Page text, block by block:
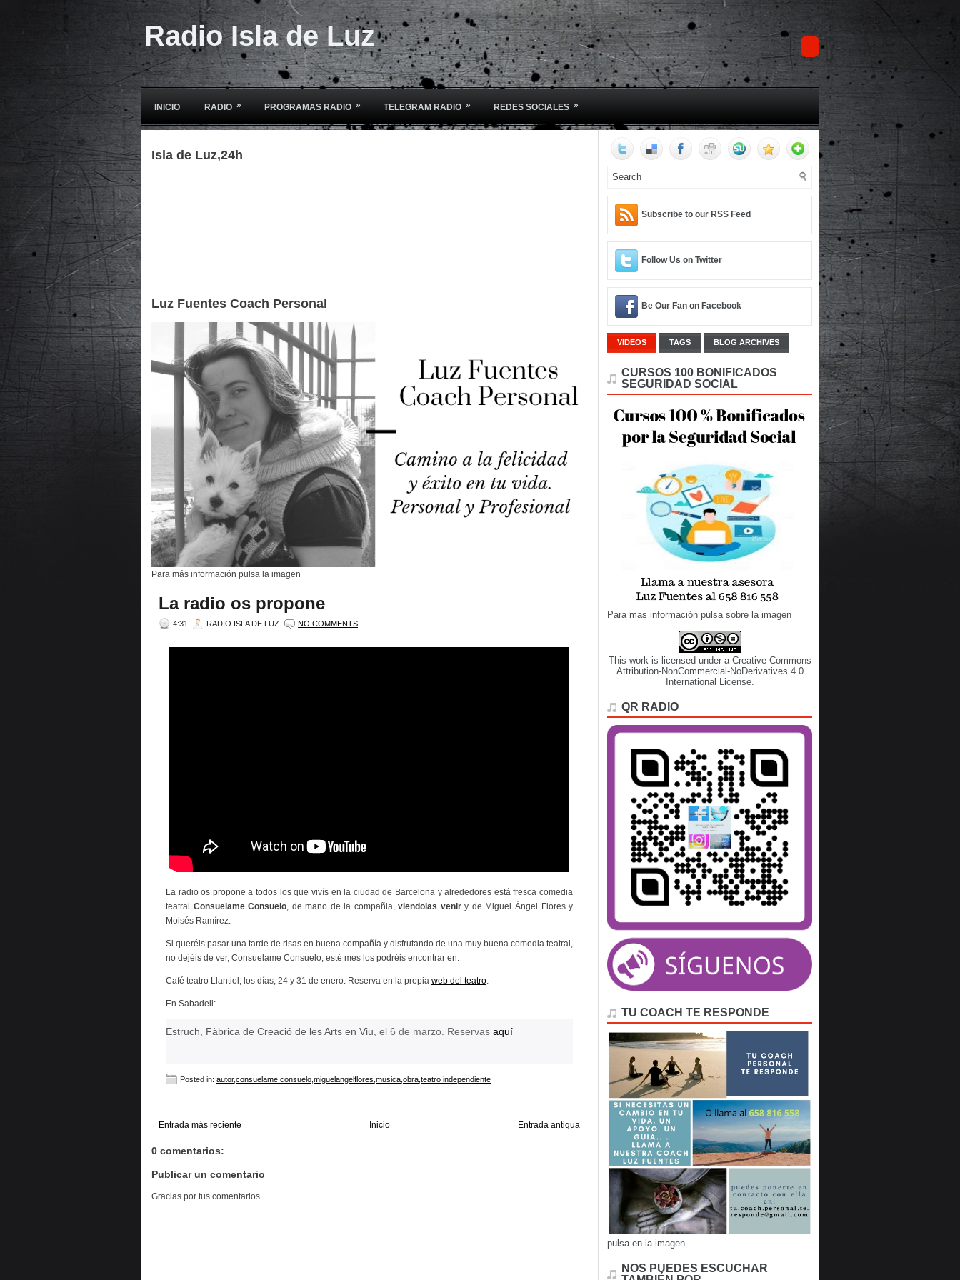
Radio Isla de Luz
INICIO RADIO » PROGRAMAS RADIO » TELEGRAM RADIO » REDES SOCIALES »
Isla de Luz,24h
Luz Fuentes Coach Personal
Para más información pulsa la imagen
La radio os propone
4:31 RADIO ISLA DE LUZ NO COMMENTS
La radio os propone a todos los que vivís en la ciudad de Barcelona y alrededores está fresca comedia
teatral Consuelame Consuelo , de mano de la compañia,viendolas veniry de Miguel Ángel Flores y
Moisés Ramírez.
Si queréis pasar una tarde de risas en buena compañía y disfrutando de una muy buena comedia teatral,
no dejéis de ver, Consuelame Consuelo, esté mes los podréis encontrar en:
Café teatro Llantiol, los días, 24 y 31 de enero. Reserva en la propia web del teatro
En Sabadell:
Estruch, Fàbrica de Creació de les Arts en Viu , el 6 de marzo. Reservas aquí
Posted in: autor,consuelame consuelo miguelangelflores musica obra teatro independiente
Entrada más reciente Entrada antigua
Inicio
0 comentarios:
Publicar un comentario
Gracias por tus comentarios.
Subscribe to our RSS Feed
Follow Us on Twitter
Be Our Fan on Facebook
VIDEOS TAGS BLOG ARCHIVES
CURSOS 100 BONIFICADOS
SEGURIDAD SOCIAL
Para mas información pulsa sobre la imagen
This work is licensed under a Creative Commons
Attribution-NonCommercial-NoDerivatives 4.0
International License.
QR RADIO
TU COACH TE RESPONDE
pulsa en la imagen
NOS PUEDES ESCUCHAR